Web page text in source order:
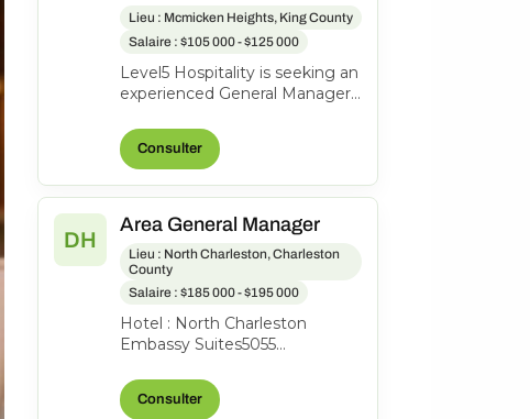
Lieu : Mcmicken Heights, King County
Salaire : $105 000 - $125 000
Level5 Hospitality is seeking an
experienced General Manager
Marriott, an award-winning 177-
ro...Consulter
DH
Area General Manager
Lieu : North Charleston, Charleston
County
Salaire : $185 000 - $195 000
Hotel : North Charleston
Embassy Suites5055
SC 29418Area Hotel General
ManagerFull ti...
Consulter